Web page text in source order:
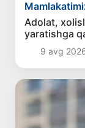
Adolat,
yaratishga
9 avg